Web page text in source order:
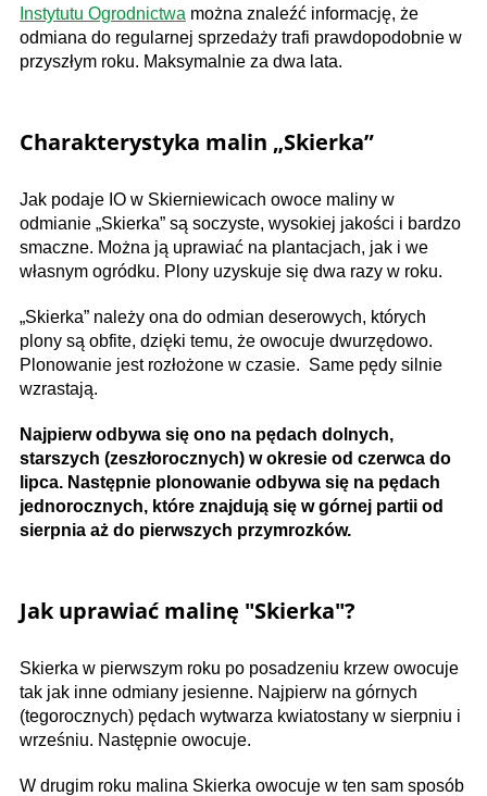
Instytutu Ogrodnictwa można znaleźć informację, że
odmiana do regularnej sprzedaży trafi prawdopodobnie w
przyszłym roku. Maksymalnie za dwa lata.
Charakterystyka malin „Skierka”
Jak podaje IO w Skierniewicach owoce maliny w
odmianie „Skierka” są soczyste, wysokiej jakości i bardzo
smaczne. Można ją uprawiać na plantacjach, jak i we
własnym ogródku. Plony uzyskuje się dwa razy w roku.
„Skierka” należy ona do odmian deserowych, których
plony są obfite, dzięki temu, że owocuje dwurzędowo.
Plonowanie jest rozłożone w czasie. Same pędy silnie
wzrastają.
Najpierw odbywa się ono na pędach dolnych,
starszych (zeszłorocznych) w okresie od czerwca do
lipca. Następnie plonowanie odbywa się na pędach
jednorocznych, które znajdują się w górnej partii od
sierpnia aż do pierwszych przymrozków.
Jak uprawiać malinę "Skierka"?
Skierka w pierwszym roku po posadzeniu krzew owocuje
tak jak inne odmiany jesienne. Najpierw na górnych
(tegorocznych) pędach wytwarza kwiatostany w sierpniu i
wrześniu. Następnie owocuje.
W drugim roku malina Skierka owocuje w ten sam sposób